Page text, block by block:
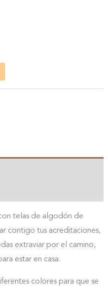
telas de algodón de
contigo tus acreditaciones,
extraviar por el camino,
estar en casa.
colores para que se